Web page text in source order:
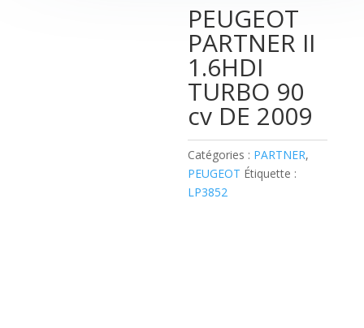
PEUGEOT
PARTNER II
1.6HDI
TURBO 90
cv DE 2009
Catégories : PARTNER,
PEUGEOT Étiquette :
LP3852